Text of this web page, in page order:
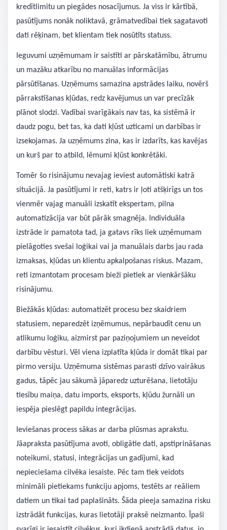
kredītlimitu un piegādes nosacījumus. Ja viss ir kārtībā,
pasūtījums nonāk noliktavā, grāmatvedībai tiek sagatavoti
dati rēķinam, bet klientam tiek nosūtīts statuss.
Ieguvumi uzņēmumam ir saistīti ar pārskatāmību, ātrumu
un mazāku atkarību no manuālas informācijas
pārsūtīšanas. Uzņēmums samazina apstrādes laiku, novērš
pārrakstīšanas kļūdas, redz kavējumus un var precīzāk
plānot slodzi. Vadībai svarīgākais nav tas, ka sistēmā ir
daudz pogu, bet tas, ka dati kļūst uzticami un darbības ir
izsekojamas. Ja uzņēmums zina, kas ir izdarīts, kas kavējas
un kurš par to atbild, lēmumi kļūst konkrētāki.
Tomēr šo risinājumu nevajag ieviest automātiski katrā
situācijā. Ja pasūtījumi ir reti, katrs ir ļoti atšķirīgs un tos
vienmēr vajag manuāli izskatīt ekspertam, pilna
automatizācija var būt pārāk smagnēja. Individuāla
izstrāde ir pamatota tad, ja gatavs rīks liek uzņēmumam
pielāgoties svešai loģikai vai ja manuālais darbs jau rada
izmaksas, kļūdas un klientu apkalpošanas riskus. Mazam,
reti izmantotam procesam bieži pietiek ar vienkāršāku
risinājumu.
Biežākās kļūdas: automatizēt procesu bez skaidriem
statusiem, neparedzēt izņēmumus, nepārbaudīt cenu un
atlikumu loģiku, aizmirst par paziņojumiem un neveidot
darbību vēsturi. Vēl viena izplatīta kļūda ir domāt tikai par
pirmo versiju. Uzņēmuma sistēmas parasti dzīvo vairākus
gadus, tāpēc jau sākumā jāparedz uzturēšana, lietotāju
tiesību maiņa, datu imports, eksports, kļūdu žurnāli un
iespēja pieslēgt papildu integrācijas.
Ieviešanas process sākas ar darba plūsmas aprakstu.
Jāapraksta pasūtījuma avoti, obligātie dati, apstiprināšanas
noteikumi, statusi, integrācijas un gadījumi, kad
nepieciešama cilvēka iesaiste. Pēc tam tiek veidots
minimāli pietiekams funkciju apjoms, testēts ar reāliem
datiem un tikai tad paplašināts. Šāda pieeja samazina risku
izstrādāt funkcijas, kuras lietotāji praksē neizmanto. Īpaši